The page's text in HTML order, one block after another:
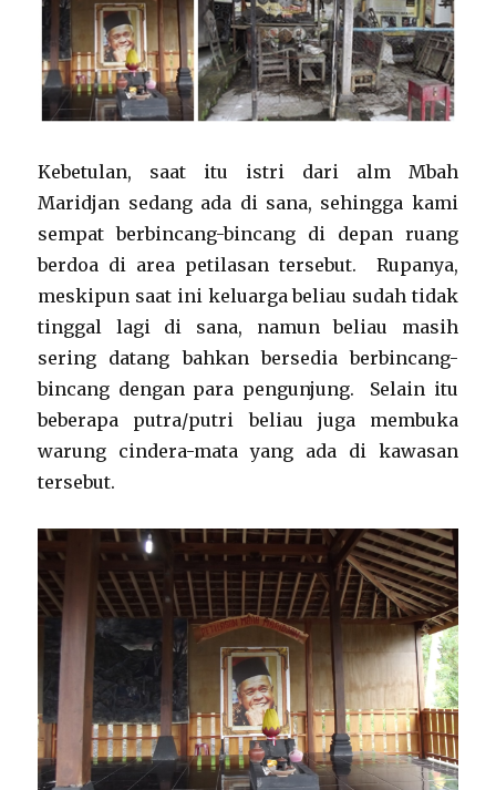
Kebetulan, saat itu istri dari alm Mbah
Maridjan sedang ada di sana, sehingga kami
sempat berbincang-bincang di depan ruang
berdoa di area petilasan tersebut. Rupanya,
meskipun saat ini keluarga beliau sudah tidak
tinggal lagi di sana, namun beliau masih
sering datang bahkan bersedia berbincang-
bincang dengan para pengunjung. Selain itu
beberapa putra/putri beliau juga membuka
warung cindera-mata yang ada di kawasan
tersebut.